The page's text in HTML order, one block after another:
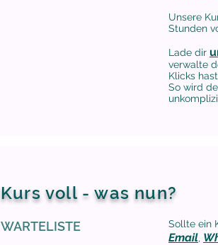
Unsere
Stunden
Lade dir
verwalte
Klicks
So wird
Kurs voll - was nun?
WARTELISTE Sollte ein
Email,